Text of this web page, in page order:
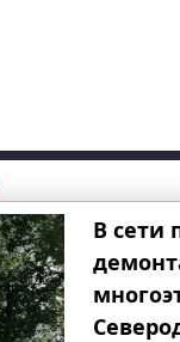
В сети